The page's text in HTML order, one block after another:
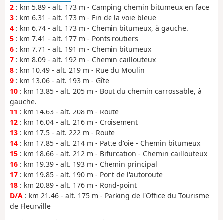
2 : km 5.89 - alt. 173 m - Camping chemin bitumeux en face
3 : km 6.31 - alt. 173 m - Fin de la voie bleue
4 : km 6.74 - alt. 173 m - Chemin bitumeux, à gauche.
5 : km 7.41 - alt. 177 m - Ponts routiers
6 : km 7.71 - alt. 191 m - Chemin bitumeux
7 : km 8.09 - alt. 192 m - Chemin caillouteux
8 : km 10.49 - alt. 219 m - Rue du Moulin
9 : km 13.06 - alt. 193 m - Gîte
10 : km 13.85 - alt. 205 m - Bout du chemin carrossable, à
gauche.
11 : km 14.63 - alt. 208 m - Route
12 : km 16.04 - alt. 216 m - Croisement
13 : km 17.5 - alt. 222 m - Route
14 : km 17.85 - alt. 214 m - Patte d'oie - Chemin bitumeux
15 : km 18.66 - alt. 212 m - Bifurcation - Chemin caillouteux
16 : km 19.39 - alt. 193 m - Chemin principal
17 : km 19.85 - alt. 190 m - Pont de l'autoroute
18 : km 20.89 - alt. 176 m - Rond-point
D/A : km 21.46 - alt. 175 m - Parking de l'Office du Tourisme
de Fleurville